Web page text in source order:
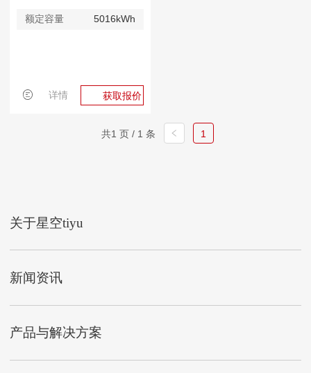
额定容量 5016kWh
详情 获取报价
共1 页 / 1 条 1
关于星空tiyu
新闻资讯
产品与解决方案